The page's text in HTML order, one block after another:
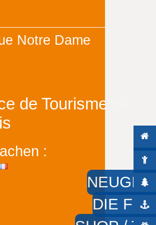
DIE
Notre Dame
de Tourisme de
: